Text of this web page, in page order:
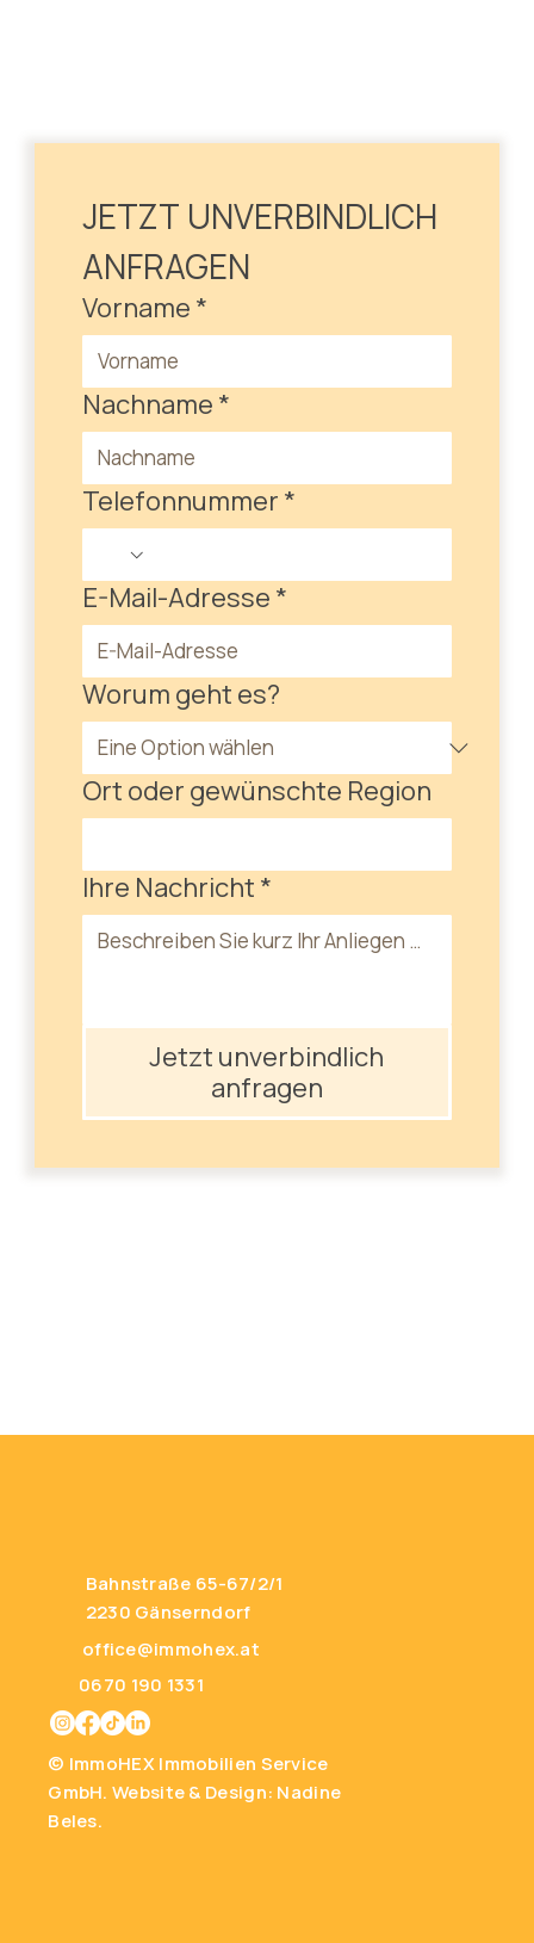
JETZT UNVERBINDLICH
ANFRAGEN
Vorname *
Nachname *
Telefonnummer *
E-Mail-Adresse *
Worum geht es?
Ort oder gewünschte Region
Ihre Nachricht *
Jetzt unverbindlich
anfragen
Bahnstraße 65-67/2/1
2230 Gänserndorf
office@immohex.at
0670 190 1331
© ImmoHEX Immobilien Service
GmbH.Website & Design: Nadine
Beles.